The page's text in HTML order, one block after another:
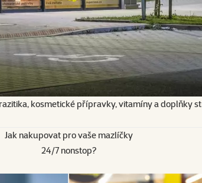
kosmetické přípravky, vitamíny a doplňky
Jak nakupovat pro vaše mazlíčky
24/7 nonstop?